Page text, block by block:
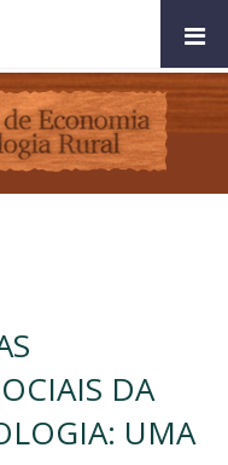
DA
UMA